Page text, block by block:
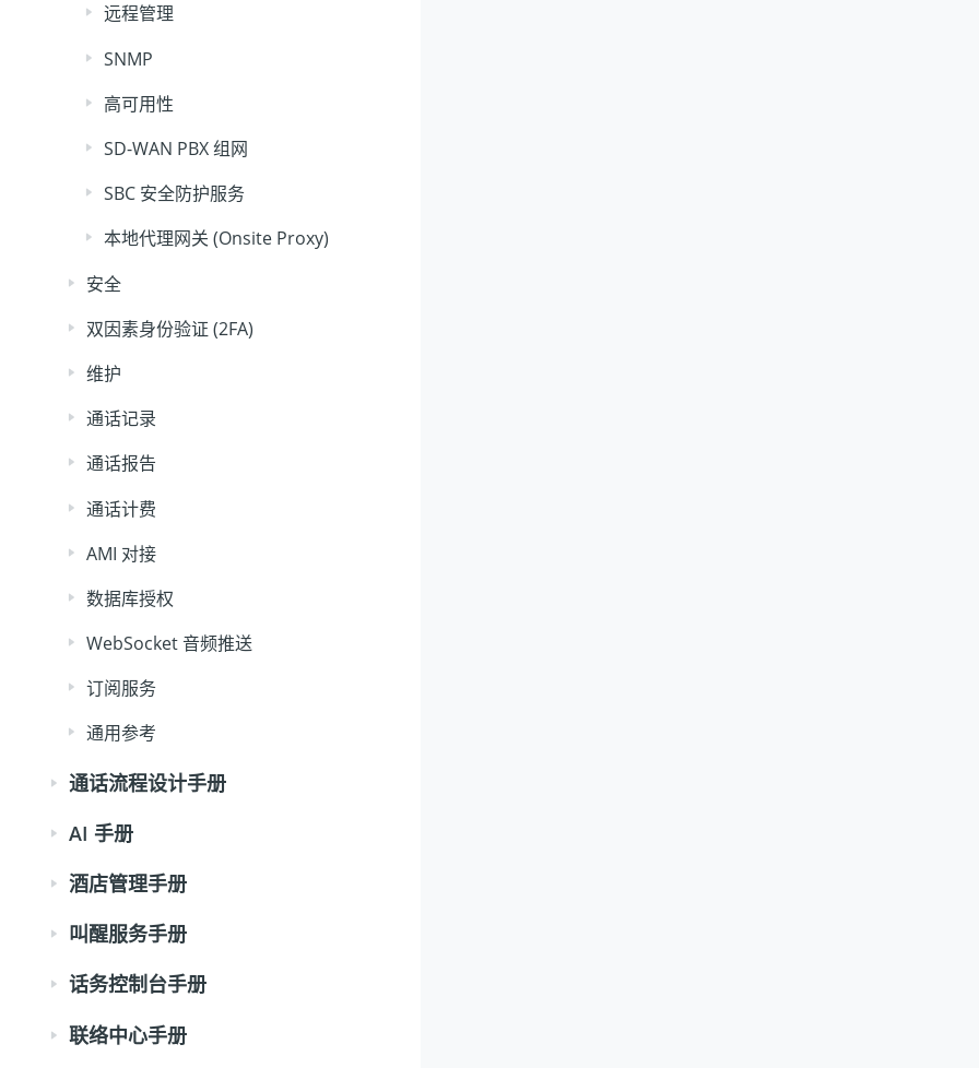
远程管理
SNMP
高可用性
SD-WAN PBX 组网
SBC 安全防护服务
本地代理网关 (Onsite Proxy)
安全
双因素身份验证 (2FA)
维护
通话记录
通话报告
通话计费
AMI 对接
数据库授权
WebSocket 音频推送
订阅服务
通用参考
通话流程设计手册
AI 手册
酒店管理手册
叫醒服务手册
话务控制台手册
联络中心手册